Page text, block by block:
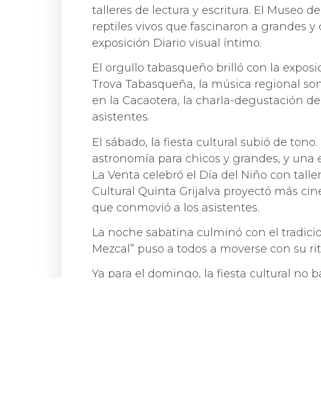
talleres de lectura y escritura. El Museo
reptiles vivos que fascinaron a grandes
exposición Diario visual íntimo.
El orgullo tabasqueño brilló con la
Trova Tabasqueña, la música regional
en la Cacaotera, la charla-degustación
asistentes.
El sábado, la fiesta cultural subió de
astronomía para chicos y grandes, y
La Venta celebró el Día del Niño con
Cultural Quinta Grijalva proyectó más
que conmovió a los asistentes.
La noche sabatina culminó con el
Mezcal” puso a todos a moverse con su
Ya para el domingo, la fiesta cultural no